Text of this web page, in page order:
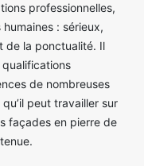
professionnelles,
: sérieux,
de la ponctualité. Il
de nombreuses
peut travailler sur
façades en pierre de